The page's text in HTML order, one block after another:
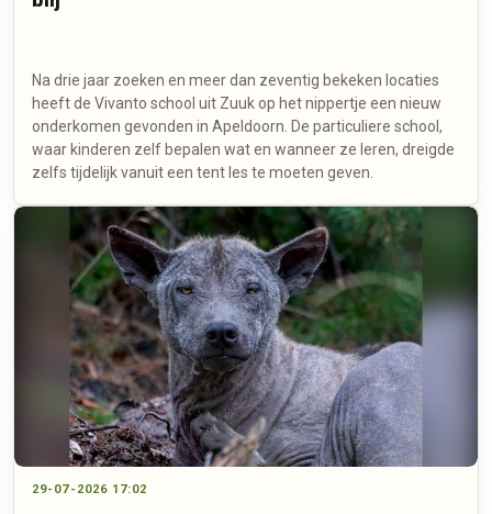
Na drie jaar zoeken en meer dan zeventig bekeken locaties
heeft de Vivanto school uit Zuuk op het nippertje een nieuw
onderkomen gevonden in Apeldoorn. De particuliere school,
waar kinderen zelf bepalen wat en wanneer ze leren, dreigde
zelfs tijdelijk vanuit een tent les te moeten geven.
29-07-2026 17:02